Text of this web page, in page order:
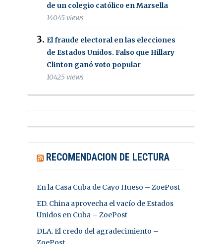
de un colegio católico en Marsella
14045 views
El fraude electoral en las elecciones
de Estados Unidos. Falso que Hillary
Clinton ganó voto popular
10425 views
RECOMENDACION DE LECTURA
En la Casa Cuba de Cayo Hueso – ZoePost
ED. China aprovecha el vacío de Estados
Unidos en Cuba – ZoePost
DLA. El credo del agradecimiento –